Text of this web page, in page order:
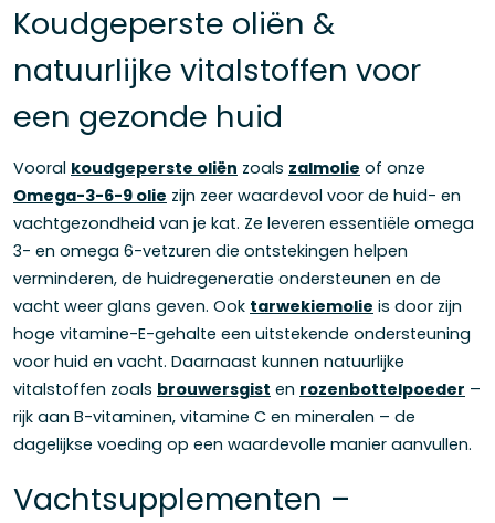
Koudgeperste oliën &
natuurlijke vitalstoffen voor
een gezonde huid
Vooral koudgeperste oliën zoals zalmolie of onze
Omega-3-6-9 olie zijn zeer waardevol voor de huid- en
vachtgezondheid van je kat. Ze leveren essentiële omega
3- en omega 6-vetzuren die ontstekingen helpen
verminderen, de huidregeneratie ondersteunen en de
vacht weer glans geven. Ook tarwekiemolie is door zijn
hoge vitamine-E-gehalte een uitstekende ondersteuning
voor huid en vacht. Daarnaast kunnen natuurlijke
vitalstoffen zoals brouwersgist en rozenbottelpoeder –
rijk aan B-vitaminen, vitamine C en mineralen – de
dagelijkse voeding op een waardevolle manier aanvullen.
Vachtsupplementen –